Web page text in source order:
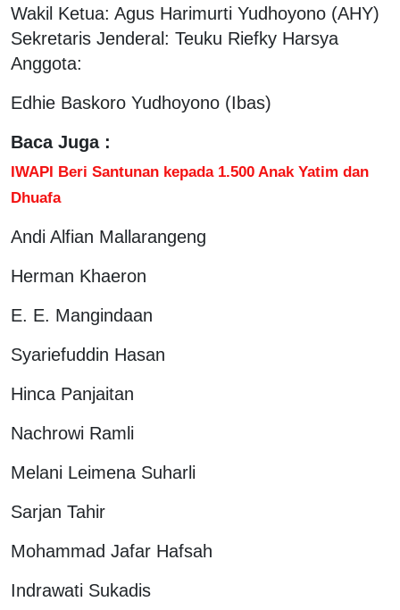
Wakil Ketua: Agus Harimurti Yudhoyono (AHY)
Sekretaris Jenderal: Teuku Riefky Harsya
Anggota:
Edhie Baskoro Yudhoyono (Ibas)
Baca Juga :
IWAPI Beri Santunan kepada 1.500 Anak Yatim dan
Dhuafa
Andi Alfian Mallarangeng
Herman Khaeron
E. E. Mangindaan
Syariefuddin Hasan
Hinca Panjaitan
Nachrowi Ramli
Melani Leimena Suharli
Sarjan Tahir
Mohammad Jafar Hafsah
Indrawati Sukadis